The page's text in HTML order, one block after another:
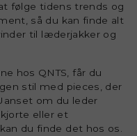
følge tidens trends og
så du kan finde alt
til læderjakker og
hos QNTS, får du
stil med pieces, der
om du leder
eller et
du finde det hos os.